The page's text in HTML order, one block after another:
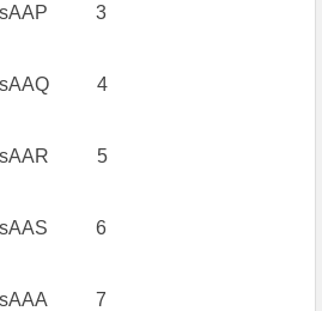
3
4
5
6
7